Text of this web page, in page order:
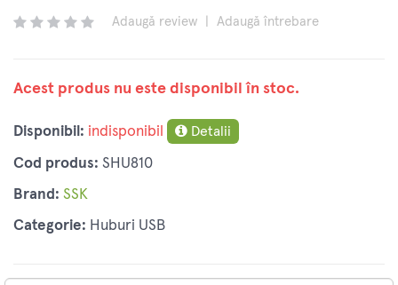
Adaugă review Adaugă întrebare
Acest produs nu este disponibil în stoc.
Disponibil: indisponibil Detalii
Cod produs: SHU810
Brand: SSK
Categorie: Huburi USB